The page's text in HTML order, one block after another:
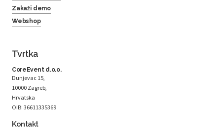
Zakaži demo
Webshop
Tvrtka
CoreEvent d.o.o.
Dunjevac 15,
10000 Zagreb,
Hrvatska
OIB: 36611335369
Kontakt